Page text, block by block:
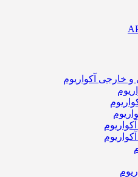
خارجی آکواریوم